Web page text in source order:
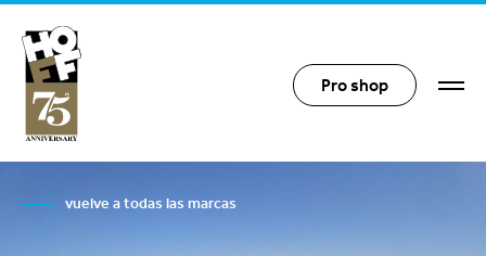
Hoff Distribution
Pro shop
vuelve a todas las marcas